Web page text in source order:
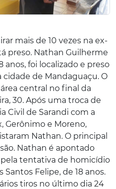
mais de 10 vezes na ex-
preso. Nathan Guilherme
anos, foi localizado e preso
cidade de Mandaguaçu. O
central no final da
30. Após uma troca de
Civil de Sarandi com a
Gerônimo e Moreno,
Nathan. O principal
Nathan é apontado
tentativa de homicídio
Felipe, de 18 anos.
tiros no último dia 24